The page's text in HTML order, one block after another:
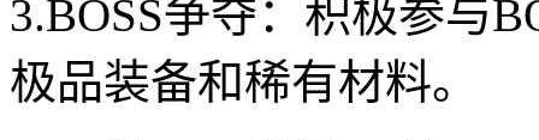
3.BOSS争夺：积极参与
极品装备和稀有材料。